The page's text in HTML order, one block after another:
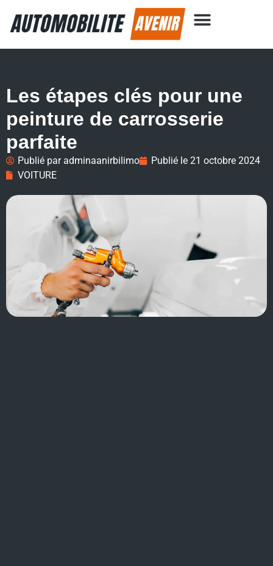
Les étapes clés pour une
peinture de carrosserie
parfaite
Publié paradminaanirbilimo Publié le 21 octobre 2024
VOITURE